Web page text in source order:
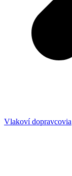
Vlakoví dopravcovia